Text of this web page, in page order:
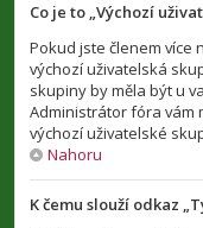
Co je to „Výchozí
Pokud jste členem více
výchozí uživatelská
skupiny by měla být u
Administrátor fóra vám
výchozí uživatelské
Nahoru
K čemu slouží odkaz